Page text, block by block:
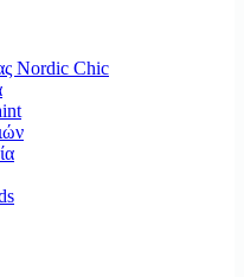
Nordic Chic